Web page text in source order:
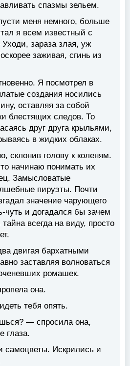
спазмы зельем.
меня немного, больше
я всем известный с
зараза злая, уж
заживая, сгинь из
Я посмотрел в
создания носились
оставляя за собой
блестящих следов. То
друг друга крыльями,
в жидких облаках.
склонив голову к коленям.
начинаю понимать их
Замысловатые
пируэты. Почти
значение чарующего
чуть и догадался бы зачем
всегда на виду, просто
двигая бархатными
заставляя волноваться
ромашек.
она.
тебя опять.
— спросила она,
глаза.
самоцветы. Искрились и